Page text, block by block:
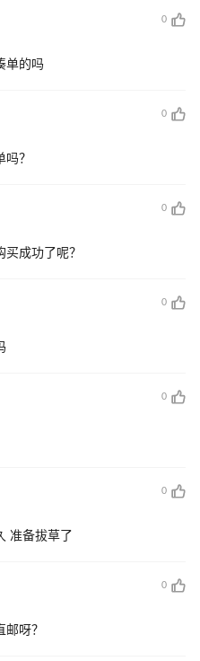
0
单的吗
0
？
0
买成功了呢？
0
0
0
准备拔草了
0
呀？